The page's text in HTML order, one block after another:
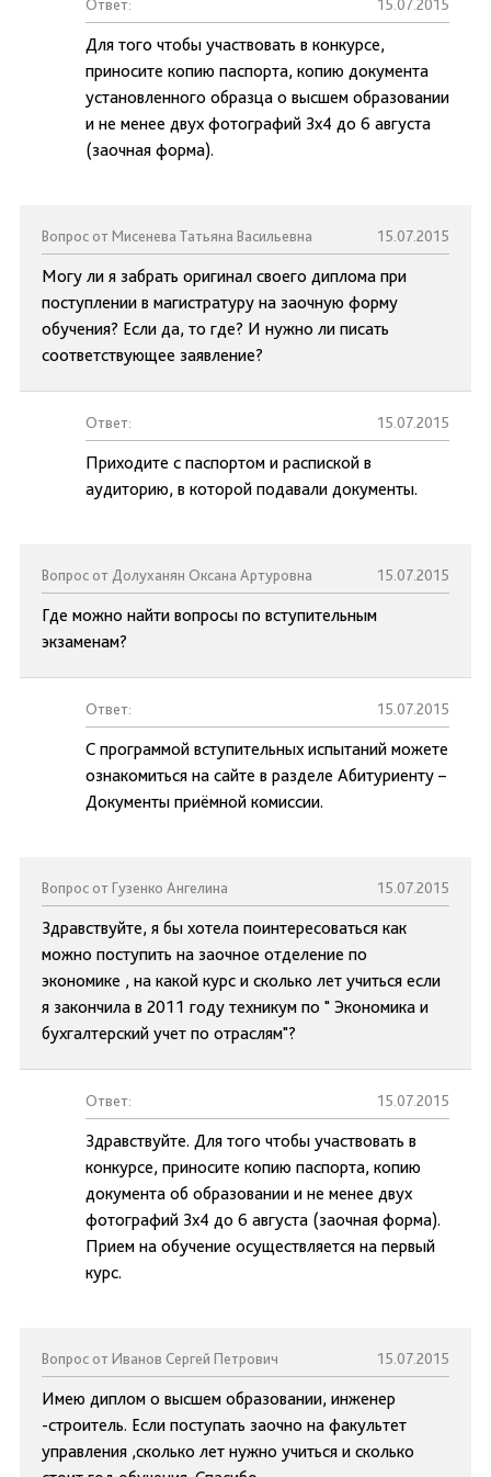
Ответ: 15.07.2015
Для того чтобы участвовать в конкурсе,
приносите копию паспорта, копию документа
установленного образца о высшем образовании
и не менее двух фотографий 3х4 до 6 августа
(заочная форма).
Вопрос от Мисенева Татьяна Васильевна 15.07.2015
Могу ли я забрать оригинал своего диплома при
поступлении в магистратуру на заочную форму
обучения? Если да, то где? И нужно ли писать
соответствующее заявление?
Ответ: 15.07.2015
Приходите с паспортом и распиской в
аудиторию, в которой подавали документы.
Вопрос от Долуханян Оксана Артуровна 15.07.2015
Где можно найти вопросы по вступительным
экзаменам?
Ответ: 15.07.2015
С программой вступительных испытаний можете
ознакомиться на сайте в разделе Абитуриенту –
Документы приёмной комиссии.
Вопрос от Гузенко Ангелина 15.07.2015
Здравствуйте, я бы хотела поинтересоваться как
можно поступить на заочное отделение по
экономике , на какой курс и сколько лет учиться если
я закончила в 2011 году техникум по " Экономика и
бухгалтерский учет по отраслям"?
Ответ: 15.07.2015
Здравствуйте. Для того чтобы участвовать в
конкурсе, приносите копию паспорта, копию
документа об образовании и не менее двух
фотографий 3х4 до 6 августа (заочная форма).
Прием на обучение осуществляется на первый
курс.
Вопрос от Иванов Сергей Петрович 15.07.2015
Имею диплом о высшем образовании, инженер
-строитель. Если поступать заочно на факультет
управления ,сколько лет нужно учиться и сколько